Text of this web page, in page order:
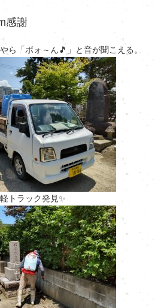
感謝
ら「ボォ～ん🎵」と音が聞こえる。
トラック発見✨